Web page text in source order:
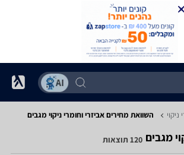
ניקוי השוואת מחירים אביזרי וחומרי ניקוי ‏מגבים
‏מגבים 120 תוצאות